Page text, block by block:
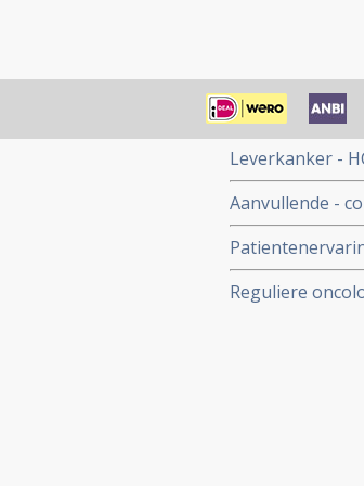
Gerelateerde
Leverkanker -
Aanvullende -
leverkanker:
geassocieerde
en
Reguliere